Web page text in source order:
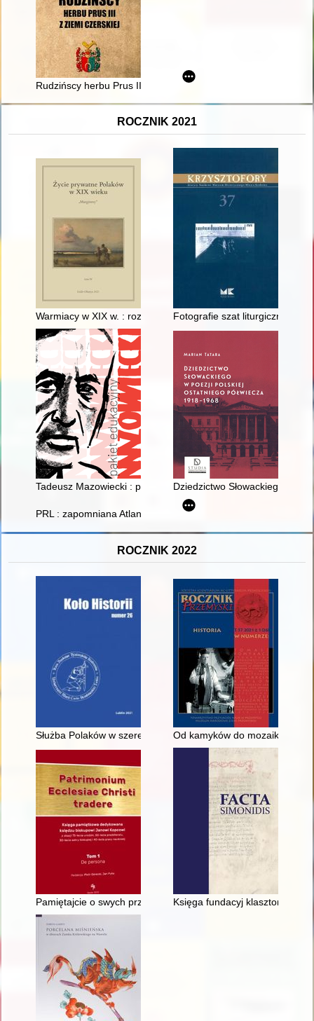
Rudzińscy herbu Prus III z ziemi ciechanowskiej w
ROCZNIK 2021
Warmiacy w XIX w. : rozważania nad tożsamością i
Fotografie szat liturgicznych w
Tadeusz Mazowiecki : pakiet edukacyjnyDziedzictwo Słowackiego w
PRL : zapomniana Atlantyda : wspomnienia
ROCZNIK 2022
Służba Polaków w szeregach Kaukaskiego Kozackiego
Od kamyków do mozaiki" :
Pamiętajcie o swych przełożonych (Hbr 13,7a)
Księga fundacyj klasztorów